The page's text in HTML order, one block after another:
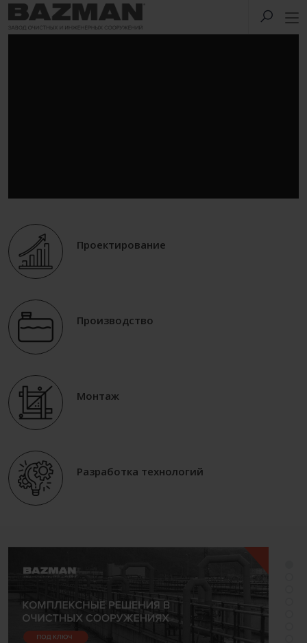
Проектирование
Производство
Монтаж
Разработка технологий